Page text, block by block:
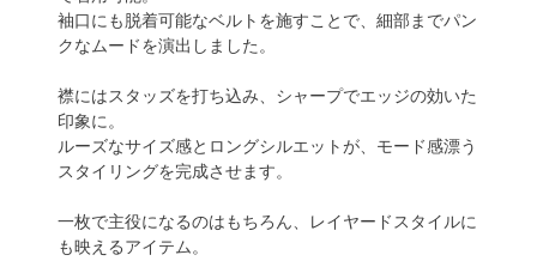
袖口にも脱着可能なベルトを施すことで、細部までパン
クなムードを演出しました。
襟にはスタッズを打ち込み、シャープでエッジの効いた
印象に。
ルーズなサイズ感とロングシルエットが、モード感漂う
スタイリングを完成させます。
一枚で主役になるのはもちろん、レイヤードスタイルに
も映えるアイテム。